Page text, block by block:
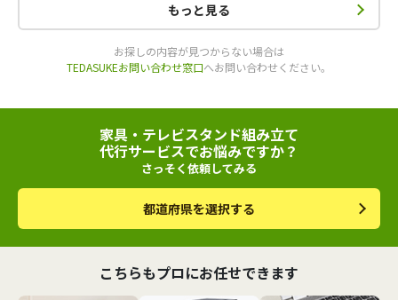
もっと見る
お探しの内容が見つからない場合は
TEDASUKEお問い合わせ窓口へお問い合わせください。
家具・テレビスタンド組み立て
代行サービスでお悩みですか？
さっそく依頼してみる
都道府県を選択する
こちらもプロにお任せできます